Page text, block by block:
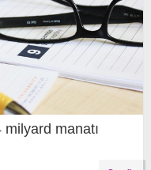
manatı